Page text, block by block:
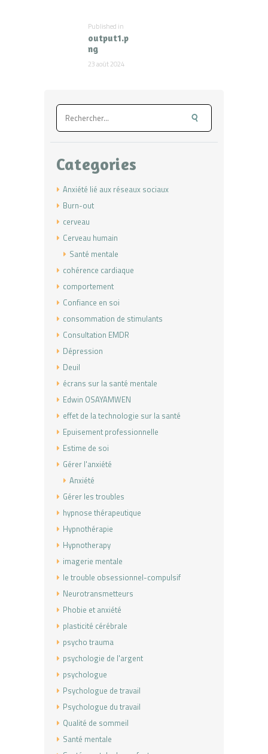
Published in
post:
output1.p
ng
23 août 2024
Rechercher :
Categories
Anxiété lié aux réseaux sociaux
Burn-out
cerveau
Cerveau humain
Santé mentale
cohérence cardiaque
comportement
Confiance en soi
consommation de stimulants
Consultation EMDR
Dépression
Deuil
écrans sur la santé mentale
Edwin OSAYAMWEN
effet de la technologie sur la santé
Epuisement professionnelle
Estime de soi
Gérer l'anxiété
Anxiété
Gérer les troubles
hypnose thérapeutique
Hypnothérapie
Hypnotherapy
imagerie mentale
le trouble obsessionnel-compulsif
Neurotransmetteurs
Phobie et anxiété
plasticité cérébrale
psycho trauma
psychologie de l'argent
psychologue
Psychologue de travail
Psychologue du travail
Qualité de sommeil
Santé mentale